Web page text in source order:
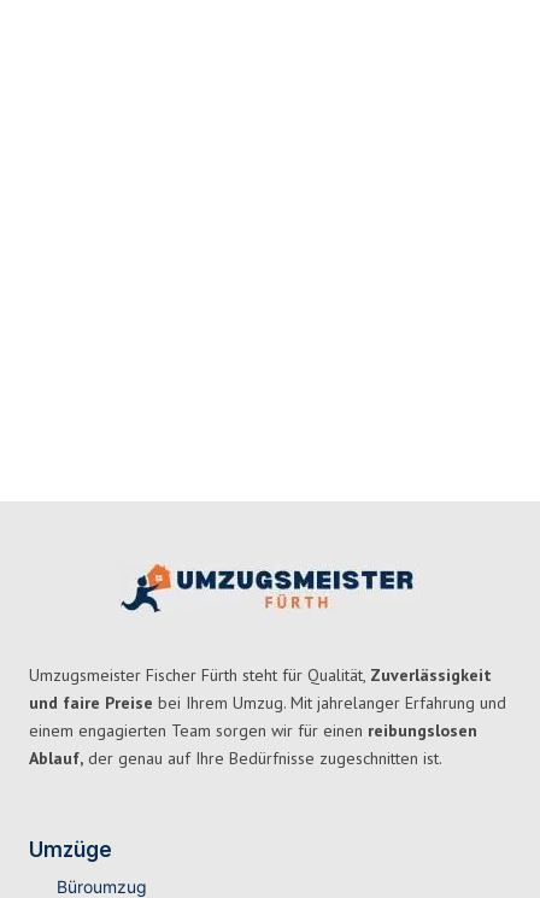
Umzugsmeister Fischer Fürth steht für Qualität, Zuverlässigkeit
und faire Preise bei Ihrem Umzug. Mit jahrelanger Erfahrung und
einem engagierten Team sorgen wir für einen reibungslosen
Ablauf, der genau auf Ihre Bedürfnisse zugeschnitten ist.
Umzüge
Büroumzug